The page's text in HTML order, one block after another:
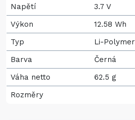
Napětí
3.7 V
Výkon
12.58 Wh
Typ
Li-Polymer
Barva
Černá
Váha netto
62.5 g
Rozměry